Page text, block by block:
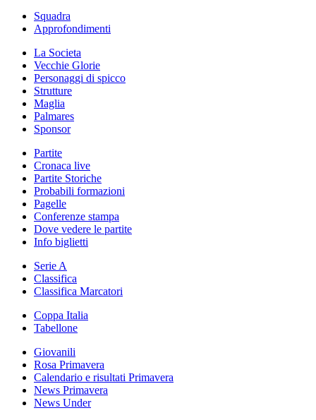
Squadra
Approfondimenti
La Societa
Vecchie Glorie
Personaggi di spicco
Strutture
Maglia
Palmares
Sponsor
Partite
Cronaca live
Partite Storiche
Probabili formazioni
Pagelle
Conferenze stampa
Dove vedere le partite
Info biglietti
Serie A
Classifica
Classifica Marcatori
Coppa Italia
Tabellone
Giovanili
Rosa Primavera
Calendario e risultati Primavera
News Primavera
News Under